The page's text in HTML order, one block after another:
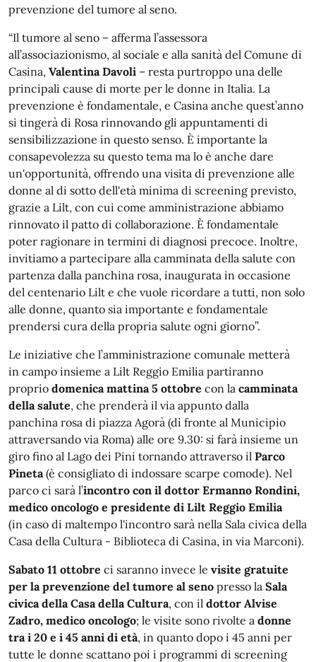
prevenzione del tumore al seno.
“Il tumore al seno – afferma l’assessora
all’associazionismo, al sociale e alla sanità del Comune di
Casina, Valentina Davoli – resta purtroppo una delle
principali cause di morte per le donne in Italia. La
prevenzione è fondamentale, e Casina anche quest’anno
si tingerà di Rosa rinnovando gli appuntamenti di
sensibilizzazione in questo senso. È importante la
consapevolezza su questo tema ma lo è anche dare
un'opportunità, offrendo una visita di prevenzione alle
donne al di sotto dell'età minima di screening previsto,
grazie a Lilt, con cui come amministrazione abbiamo
rinnovato il patto di collaborazione. È fondamentale
poter ragionare in termini di diagnosi precoce. Inoltre,
invitiamo a partecipare alla camminata della salute con
partenza dalla panchina rosa, inaugurata in occasione
del centenario Lilt e che vuole ricordare a tutti, non solo
alle donne, quanto sia importante e fondamentale
prendersi cura della propria salute ogni giorno”.
Le iniziative che l’amministrazione comunale metterà
in campo insieme a Lilt Reggio Emilia partiranno
proprio domenicamattina 5 ottobre con la camminata
della salute, che prenderà il via appunto dalla
panchina rosa di piazza Agorà (di fronte al Municipio
attraversando via Roma) alle ore 9.30: si farà insieme un
giro fino al Lago dei Pini tornando attraverso il Parco
Pineta(è consigliato di indossare scarpe comode). Nel
parco ci sarà l’incontro con il dottor Ermanno Rondini,
medico oncologo e presidente di Lilt Reggio Emilia
(in caso di maltempo l'incontro sarà nella Sala civica della
Casa della Cultura - Biblioteca di Casina, in via Marconi).
Sabato 11 ottobre ci saranno invece le visite gratuite
per la prevenzione del tumore al seno presso la Sala
civica della Casa della Cultura, con il dottor Alvise
Zadro, medico oncologo; le visite sono rivolte a donne
tra i 20 e i 45 anni di età, in quanto dopo i 45 anni per
tutte le donne scattano poi i programmi di screening